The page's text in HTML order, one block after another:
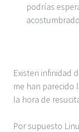
podrías
Existen infinidad
me han parecido
la hora de
Por supuesto